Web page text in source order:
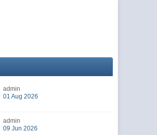
admin
01 Aug 2026
admin
09 Jun 2026